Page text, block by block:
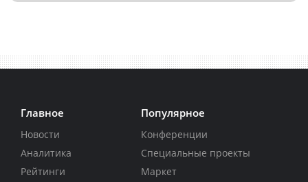
Главное
Новости
Аналитика
Рейтинги
Популярное
Конференции
Специальные проекты
Маркет